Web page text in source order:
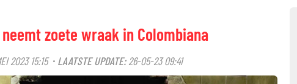
neemt zoete wraak in Colombiana
2023 15:15· LAATSTE UPDATE: 26-05-23 09:41